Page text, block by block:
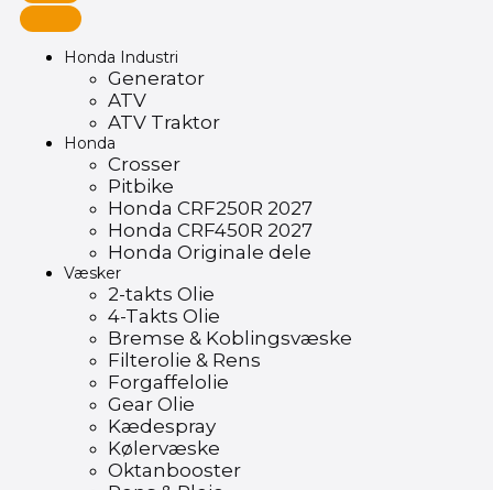
Honda Industri
Generator
ATV
ATV Traktor
Honda
Crosser
Pitbike
Honda CRF250R 2027
Honda CRF450R 2027
Honda Originale dele
Væsker
2-takts Olie
4-Takts Olie
Bremse & Koblingsvæske
Filterolie & Rens
Forgaffelolie
Gear Olie
Kædespray
Kølervæske
Oktanbooster